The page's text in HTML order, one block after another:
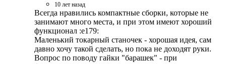
10 лет назад
Всегда нравились компактные сборки, которые не
занимают много места, и при этом имеют хороший
функционал :e179:
Маленький токарный станочек - хорошая идея, сам
давно хочу такой сделать, но пока не доходят руки.
Вопрос по поводу гайки "барашек" - при